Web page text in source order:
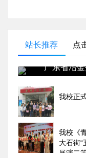
站长推荐 点
广东省冶
我校正
我校《
大石街“
展演二